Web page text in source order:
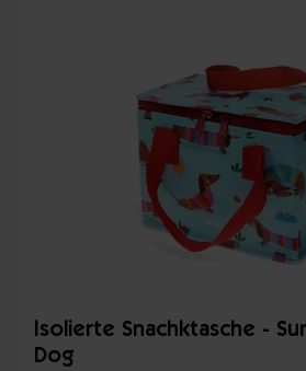
Isolierte Snachktasche -
Dog